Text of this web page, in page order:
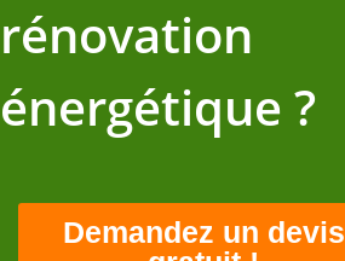
rénovation
énergétique ?
Demandez un devis